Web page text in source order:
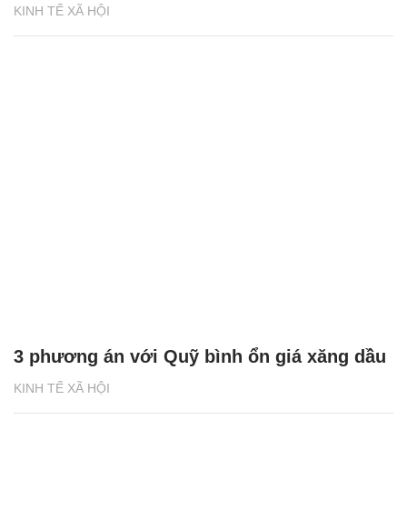
KINH TẾ XÃ HỘI
KINH TẾ XÃ HỘI
3 phương án với Quỹ bình ổn giá xăng dầu